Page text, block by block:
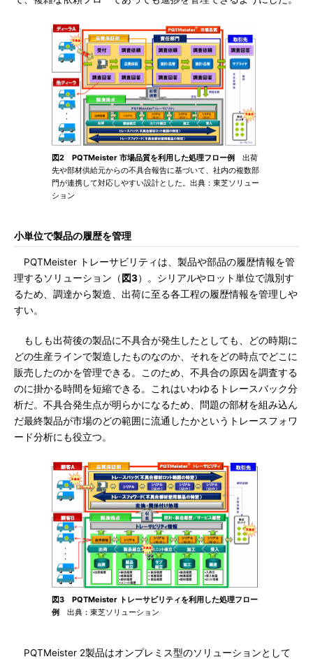
図2 PQTMeister 市場品質を利用した処理フロー例 出荷
先や部材供給元からの不具合報告に基づいて、社内の複数部
門が連携して対応しやすい設計とした。出典：東芝ソリュー
ション
小単位で製品の履歴を管理
PQTMeister トレーサビリティは、製品や部品の履歴情報を管
理するソリューション（図3）。シリアルやロット単位で識別す
るため、調達から製造、出荷に至る各工程の履歴情報を管理しや
すい。
もしも出荷後の製品に不具合が発生したとしても、どの時期に
どの生産ラインで製造したものなのか、それをどの時点でどこに
販売したのかを管理できる。このため、不具合の原因を調査する
のに掛かる時間を短縮できる。これはいわゆるトレースバック分
析だ。不具合発生点が明らかになるため、問題の部材を組み込ん
だ最終製品が市場のどの範囲に流通したかというトレースフォワ
ード分析にも役立つ。
図3 PQTMeister トレーサビリティを利用した処理フロー
例 出典：東芝ソリューション
PQTMeister 2製品はオンプレミス型のソリューションとして